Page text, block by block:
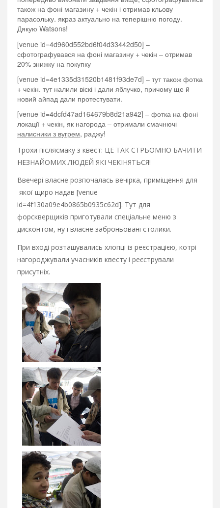
також на фоні магазину + чекін і отримав кльову
парасольку. якраз актуально на теперішню погоду.
Дякую Watsons!
[venue id=4d960d552bd6f04d33442d50] –
сфотографувався на фоні магазину + чекін – отримав
20% знижку на покупку
[venue id=4e1335d31520b1481f93de7d] – тут також фотка
+ чекін. тут налили віскі і дали яблучко, причому ще й
новий айпад дали протестувати.
[venue id=4dcfd47ad164679b8d21a942] – фотка на фоні
локації + чекін, як нагорода – отримали смачнючі
налисники з вугрем, раджу!
Трохи післясмаку з квест: ЦЕ ТАК СТРЬОМНО БАЧИТИ
НЕЗНАЙОМИХ ЛЮДЕЙ ЯКІ ЧЕКІНЯТЬСЯ!
Ввечері власне розпочалась вечірка, приміщення для
якої щиро надав [venue
id=4f130a09e4b0865b0935c62d]. Тут для
форскверщиків приготували спеціальне меню з
дисконтом, ну і власне заброньовані столики.
При вході розташувались хлопці із реєстрацією, котрі
нагороджували учасників квесту і реєстрували
присутніх.